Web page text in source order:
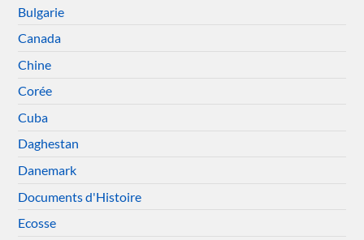
Bulgarie
Canada
Chine
Corée
Cuba
Daghestan
Danemark
Documents d'Histoire
Ecosse